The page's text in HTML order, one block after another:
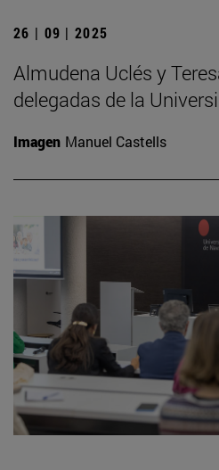
26 | 09 | 2025
Almudena Uclés y
delegadas de la
Imagen Manuel Castells